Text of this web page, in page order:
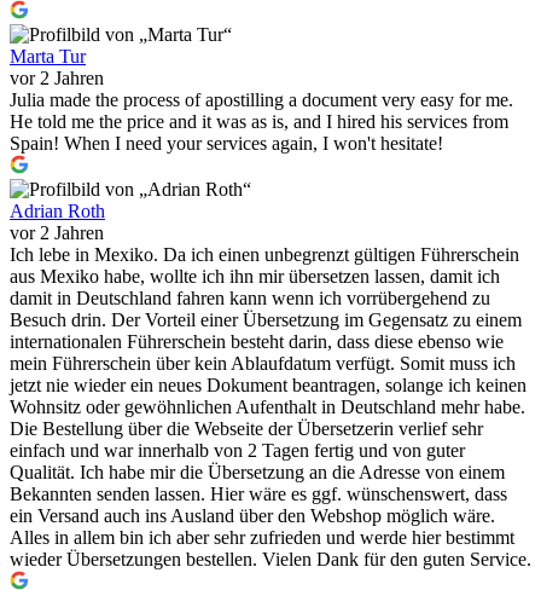
Marta Tur
vor 2 Jahren
Julia made the process of apostilling a document very easy for me.
He told me the price and it was as is, and I hired his services from
Spain! When I need your services again, I won't hesitate!
Adrian Roth
vor 2 Jahren
Ich lebe in Mexiko. Da ich einen unbegrenzt gültigen Führerschein
aus Mexiko habe, wollte ich ihn mir übersetzen lassen, damit ich
damit in Deutschland fahren kann wenn ich vorrübergehend zu
Besuch drin. Der Vorteil einer Übersetzung im Gegensatz zu einem
internationalen Führerschein besteht darin, dass diese ebenso wie
mein Führerschein über kein Ablaufdatum verfügt. Somit muss ich
jetzt nie wieder ein neues Dokument beantragen, solange ich keinen
Wohnsitz oder gewöhnlichen Aufenthalt in Deutschland mehr habe.
Die Bestellung über die Webseite der Übersetzerin verlief sehr
einfach und war innerhalb von 2 Tagen fertig und von guter
Qualität. Ich habe mir die Übersetzung an die Adresse von einem
Bekannten senden lassen. Hier wäre es ggf. wünschenswert, dass
ein Versand auch ins Ausland über den Webshop möglich wäre.
Alles in allem bin ich aber sehr zufrieden und werde hier bestimmt
wieder Übersetzungen bestellen. Vielen Dank für den guten Service.